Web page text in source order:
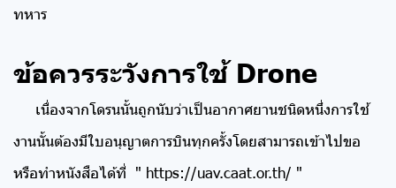
ทหาร
ข้อควรระวังการใช้ Drone
เนื่องจากโดรนนั้นถูกนับว่าเป็นอากาศยานชนิดหนึ่งการใช้
งานนั้นต้องมีใบอนุญาตการบินทุกครั้งโดยสามารถเข้าไปขอ
หรือทำหนังสือได้ที่ " https://uav.caat.or.th/ "